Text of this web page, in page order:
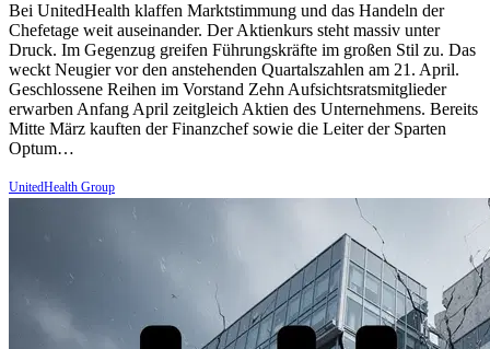
Bei UnitedHealth klaffen Marktstimmung und das Handeln der
Chefetage weit auseinander. Der Aktienkurs steht massiv unter
Druck. Im Gegenzug greifen Führungskräfte im großen Stil zu. Das
weckt Neugier vor den anstehenden Quartalszahlen am 21. April.
Geschlossene Reihen im Vorstand Zehn Aufsichtsratsmitglieder
erwarben Anfang April zeitgleich Aktien des Unternehmens. Bereits
Mitte März kauften der Finanzchef sowie die Leiter der Sparten
Optum…
UnitedHealth Group